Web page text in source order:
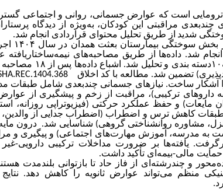
است که عوارض جسمانی، روانی و اجتماعی
مراقبتی این کودکان، به‌ویژه از دیدگاه
شدید از طریق تحلیل محتوای قراردادی انجام شد.
این مطالعه
تحلیل شد. اشباع
تضمین شد. مطالعه با کد اخلاق
ساخت. نیازهای جسمانی چندبعدی شامل طبقات
داروهای ترکیبی)، مراقبت از زخم و پیشگیری از
مایعات) و حفظ عملکرد حرکتی (فیزیوتراپی روزانه،
طبقات کاهش ترس و اضطراب (اضطراب جدایی از والدین،
مشاوره روانشناختی گروهی) شناسایی شد. درون
به مدرسه، آموزش مهارت‌های اجتماعی) و پیگیری و
یافته‌ها بر ضرورت مداخلات ترکیبی دارویی-غیر
مالی-بیمه‌ای تأکید داشت.
و چندرشته‌ای از فاز حاد تا بازتوانی بلندمدت
منظم می‌تواند عوارض ثانویه را کاهش دهد. نتایج